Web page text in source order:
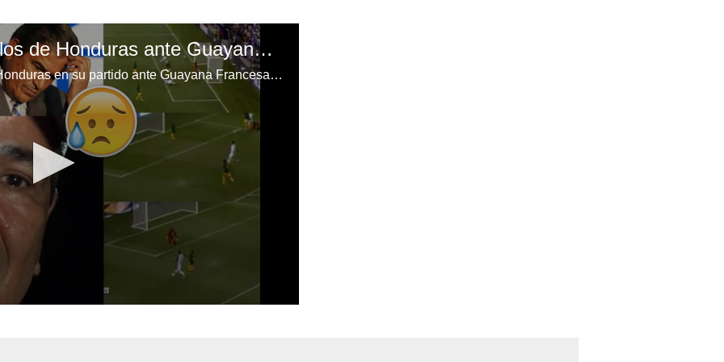
Los sorprendentes fallos de Honduras ante Guayana Francesa
Repasamos los fallos que tuvo Honduras en su partido ante Guayana Francesa en la Copa Oro.